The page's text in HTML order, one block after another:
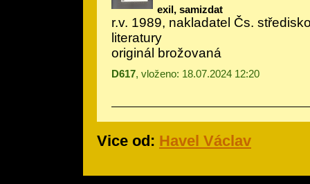
exil, samizdat
r.v. 1989, nakladatel Čs.
literatury
originál brožovaná
D617, vloženo: 18.07.2024 12:20
Vice od: Havel Václav